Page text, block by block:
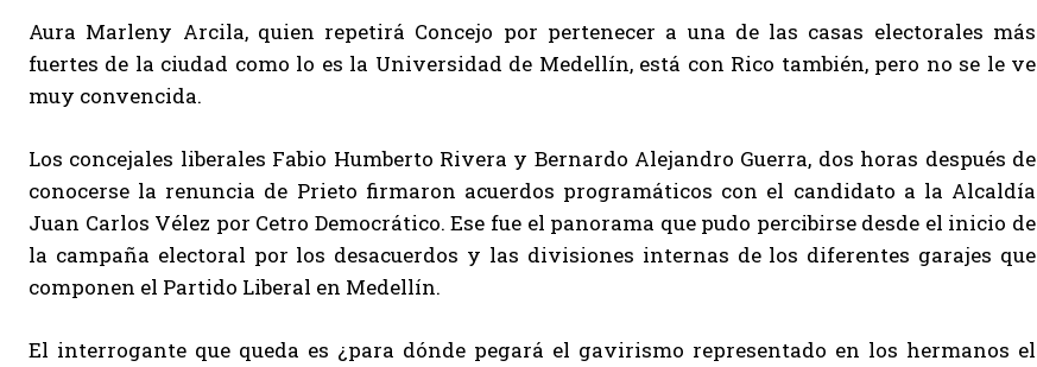
Aura Marleny Arcila, quien repetirá Concejo por pertenecer a una de las casas electorales más
fuertes de la ciudad como lo es la Universidad de Medellín, está con Rico también, pero no se le ve
muy convencida.
Los concejales liberales Fabio Humberto Rivera y Bernardo Alejandro Guerra, dos horas después de
conocerse la renuncia de Prieto firmaron acuerdos programáticos con el candidato a la Alcaldía
Juan Carlos Vélez por Cetro Democrático. Ese fue el panorama que pudo percibirse desde el inicio de
la campaña electoral por los desacuerdos y las divisiones internas de los diferentes garajes que
componen el Partido Liberal en Medellín.
El interrogante que queda es ¿para dónde pegará el gavirismo representado en los hermanos el